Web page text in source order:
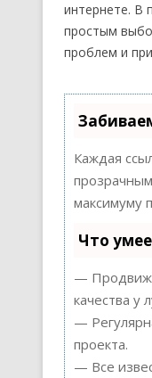
интернете. В
простым
проблем и
Каждая
максимуму
Что
—
качества у
—
проекта.
— Все